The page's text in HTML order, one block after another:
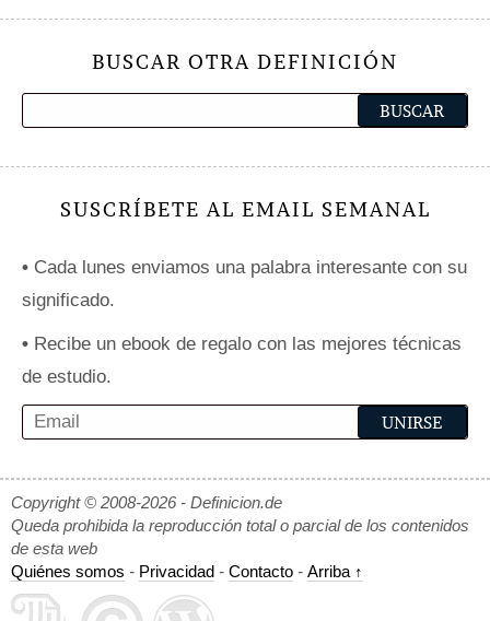
BUSCAR OTRA DEFINICIÓN
SUSCRÍBETE AL EMAIL SEMANAL
• Cada lunes enviamos una palabra interesante con su
significado.
• Recibe un ebook de regalo con las mejores técnicas
de estudio.
Copyright © 2008-2026 - Definicion.de
Queda prohibida la reproducción total o parcial de los contenidos
de esta web
Quiénes somos - Privacidad - Contacto - Arriba ↑